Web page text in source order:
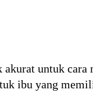
untuk cara
ibu yang